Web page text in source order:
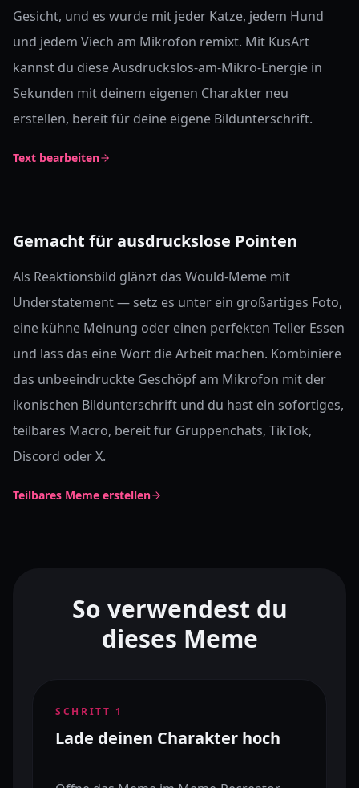
Gesicht, und es wurde mit jeder Katze, jedem Hund
und jedem Viech am Mikrofon remixt. Mit KusArt
kannst du diese Ausdruckslos-am-Mikro-Energie in
Sekunden mit deinem eigenen Charakter neu
erstellen, bereit für deine eigene Bildunterschrift.
Text bearbeiten
Gemacht für ausdruckslose Pointen
Als Reaktionsbild glänzt das Would-Meme mit
Understatement — setz es unter ein großartiges Foto,
eine kühne Meinung oder einen perfekten Teller Essen
und lass das eine Wort die Arbeit machen. Kombiniere
das unbeeindruckte Geschöpf am Mikrofon mit der
ikonischen Bildunterschrift und du hast ein sofortiges,
teilbares Macro, bereit für Gruppenchats, TikTok,
Discord oder X.
Teilbares Meme erstellen
So verwendest du
dieses Meme
SCHRITT 1
Lade deinen Charakter hoch